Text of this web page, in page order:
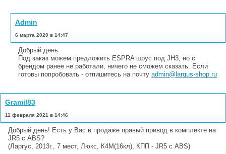
Admin
6 марта 2020 в 14:47
Добрый день.
Под заказ можем предложить ESPRA шрус под JH3, но с
брендом ранее не работали, ничего не сможем сказать. Если
готовы попробовать - отпишитесь на почту admin@largus-shop.ru
Gramil83
11 февраля 2021 в 14:46
Добрый день! Есть у Вас в продаже правый привод в комплекте на
JR5 с ABS?
(Ларгус, 2013г., 7 мест, Люкс, К4М(16кл), КПП - JR5 с ABS)